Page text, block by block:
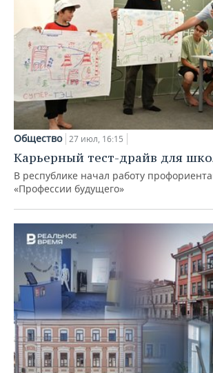
Общество 27 июл, 16:15
Карьерный тест-драйв для
В республике начал работу
«Профессии будущего»